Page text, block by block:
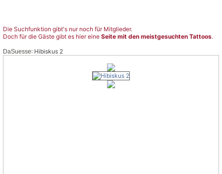
Die Suchfunktion gibt's nur noch für Mitglieder.
Doch für die Gäste gibt es hier eine Seite mit den meistgesuchten Tattoos.
DaSuesse: Hibiskus 2